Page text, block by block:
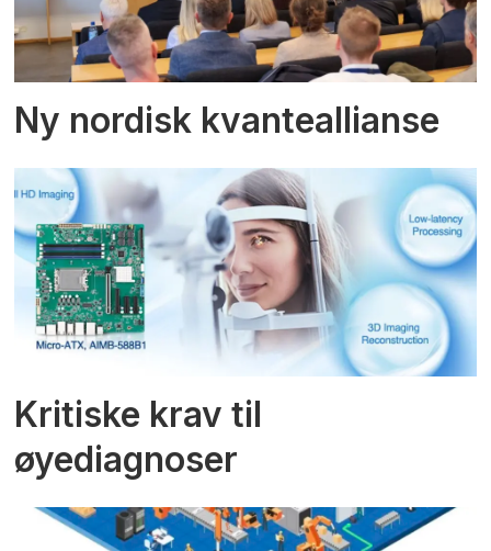
Ny nordisk kvanteallianse
Kritiske krav til
øyediagnoser